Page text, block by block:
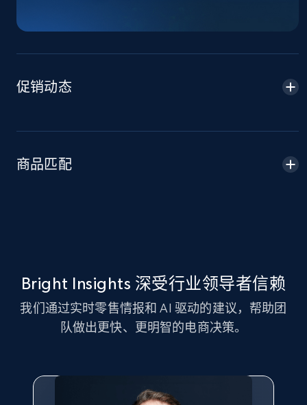
Amazon sellers info
2.5K+ 359+ 立即开始
eBay - Gather data on products using
促销动态
商品匹配
Bright Insights 深受行业领导者信赖
我们通过实时零售情报和 AI 驱动的建议，帮助团
队做出更快、更明智的电商决策。